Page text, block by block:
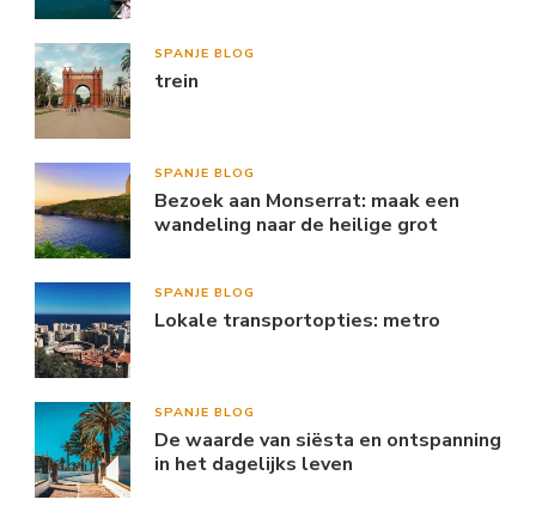
SPANJE BLOG
trein
SPANJE BLOG
Bezoek aan Monserrat: maak een
wandeling naar de heilige grot
SPANJE BLOG
Lokale transportopties: metro
SPANJE BLOG
De waarde van siësta en ontspanning
in het dagelijks leven